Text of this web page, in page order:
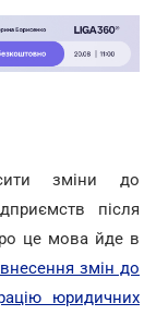
зміни до
після
це мова йде в
змін до
юридичних